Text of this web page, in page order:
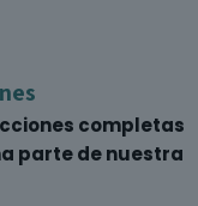
completas
parte de nuestra